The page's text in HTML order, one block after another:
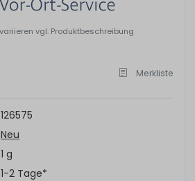
vgl. Produktbeschreibung
Merkliste
126575
Neu
1 g
1-2 Tage*